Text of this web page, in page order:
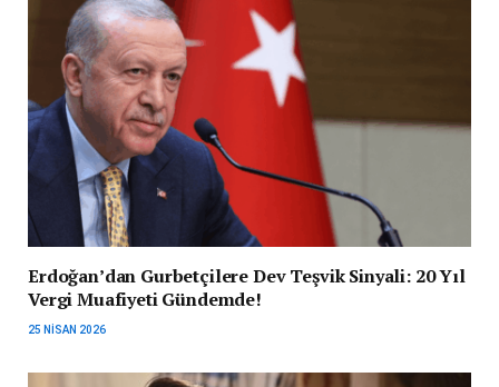
Erdoğan’dan Gurbetçilere Dev Teşvik Sinyali: 20 Yıl
Vergi Muafiyeti Gündemde!
25 NISAN 2026